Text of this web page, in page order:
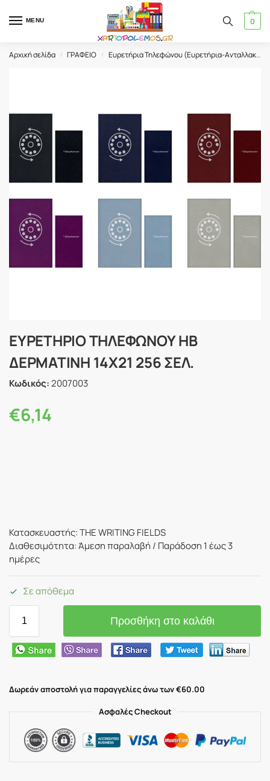
MENU 0
Αρχική σελίδα / ΓΡΑΦΕΙΟ / Ευρετήρια Τηλεφώνου (Ευρετήρια-Ανταλλακτικά)
ΕΥΡΕΤΗΡΙΟ ΤΗΛΕΦΩΝΟΥ ΗΒ
ΔΕΡΜΑΤΙΝΗ 14Χ21 256 ΣΕΛ.
Κωδικός:2007003
€6,14
Κατασκευαστής: THE WRITING FIELDS
Διαθεσιμότητα: Άμεση παραλαβή / Παράδoση 1 έως 3
ημέρες
Σε απόθεμα
Προσθήκη στο καλάθι
Δωρεάν αποστολή για παραγγελίες άνω των €60.00
Ασφαλές Checkout